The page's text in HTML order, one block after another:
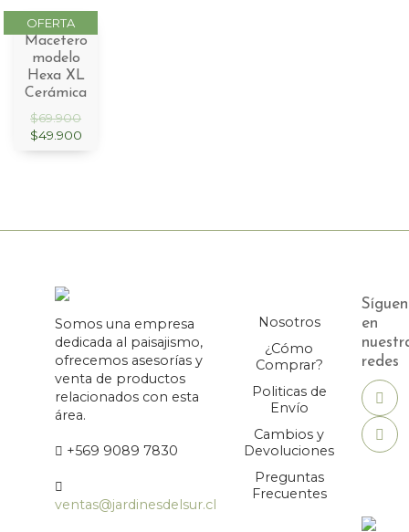
Macetero
modelo
Hexa XL
Cerámica
$69.900
$49.900
Somos una empresa
dedicada al paisajismo,
ofrecemos asesorías y
venta de productos
relacionados con esta
área.
+569 9089 7830
ventas@jardinesdelsur.cl
Nosotros
¿Cómo
Comprar?
Politicas de
Envío
Cambios y
Devoluciones
Preguntas
Frecuentes
en
redes